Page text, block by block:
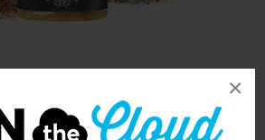
×
product is no longer available